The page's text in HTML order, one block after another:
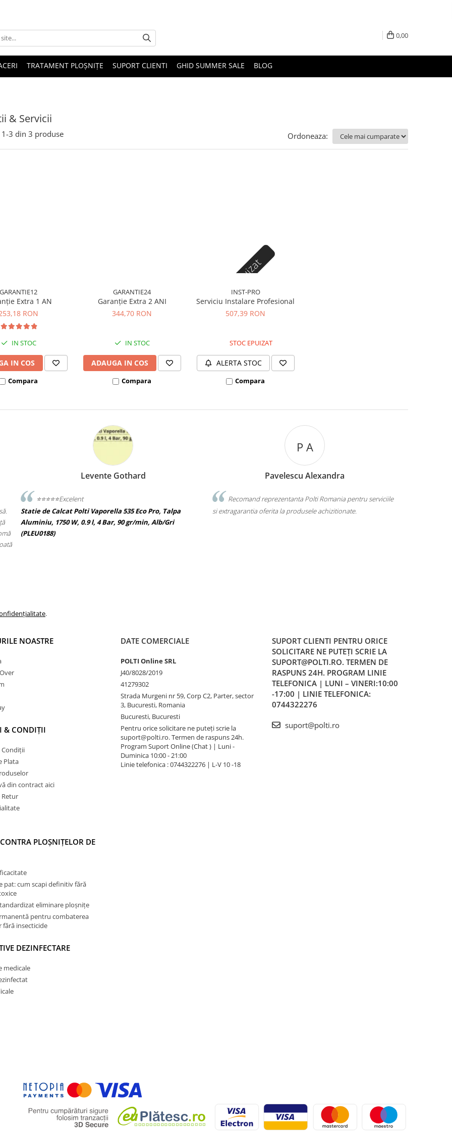
0,00
TRATAMENT PLOȘNIȚE SUPORT CLIENTI GHID SUMMER SALE BLOG
& Servicii
1-3 din 3 produse Ordoneaza:
GARANTIE12
Extra 1 AN
RON
IN STOC
IN COS
Compara
GARANTIE24
Garanție Extra 2 ANI
344,70 RON
IN STOC
ADAUGA IN COS
Compara
Stoc epuizat
INST-PRO
Serviciu Instalare Profesional
507,39 RON
STOC EPUIZAT
ALERTA STOC
Compara
Levente Gothard
⭐️⭐️⭐️⭐️⭐️Excelent
Statie de Calcat Polti Vaporella 535 Eco Pro, Talpa
Aluminiu, 1750 W, 0.9 l, 4 Bar, 90 gr/min, Alb/Gri
(PLEU0188)
P A
Pavelescu Alexandra
Recomand reprezentanta Polti Romania pentru serviciile
si extragarantia oferita la produsele achizitionate.
.
NOASTRE
& CONDIȚII
Condiții
Plata
din contract aici
Retur
PLOȘNIȚELOR DE
pat: cum scapi definitiv fără
eliminare ploșnițe
pentru combaterea
fără insecticide
DEZINFECTARE
medicale
DATE COMERCIALE
POLTI Online SRL
J40/8028/2019
41279302
Strada Murgeni nr 59, Corp C2, Parter, sector
3, Bucuresti, Romania
Bucuresti, Bucuresti
Pentru orice solicitare ne puteți scrie la
suport@polti.ro. Termen de raspuns 24h.
Program Suport Online (Chat ) | Luni -
Duminica 10:00 - 21:00
Linie telefonica : 0744322276 | L-V 10 -18
SUPORT CLIENTI PENTRU ORICE
SOLICITARE NE PUTEȚI SCRIE LA
SUPORT@POLTI.RO. TERMEN DE
RASPUNS 24H. PROGRAM LINIE
TELEFONICA | LUNI – VINERI:10:00
-17:00 | LINIE TELEFONICA:
0744322276
suport@polti.ro